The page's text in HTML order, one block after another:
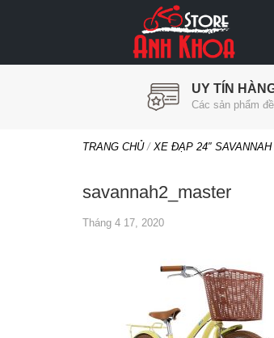
UY TÍN
Các sản phẩm
TRANG CHỦ/ XE ĐẠP 24″ SAVANNAH
savannah2_master
Tháng 4 17, 2020